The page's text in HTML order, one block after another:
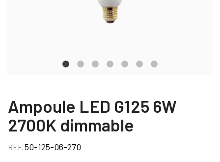
Ampoule LED G125 6W
2700K dimmable
REF. 50-125-06-270